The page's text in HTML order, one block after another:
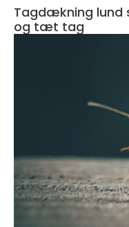
Tagdækning lund sådan får du et holdbart
og tæt tag